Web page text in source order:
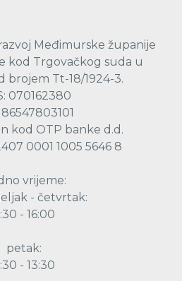
Međimurske županije
kod Trgovačkog suda u
brojem Tt-18/1924-3.
070162380
kod OTP banke d.d.
0001 1005 5646 8
vrijeme:
- četvrtak:
- 16:00
petak:
- 13:30